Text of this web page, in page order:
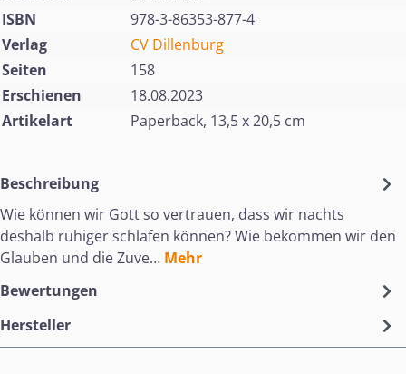
ISBN
978-3-86353-877-4
Verlag
CV Dillenburg
Seiten
158
Erschienen
18.08.2023
Artikelart
Paperback, 13,5 x 20,5 cm
Beschreibung
Wie können wir Gott so vertrauen, dass wir nachts
deshalb ruhiger schlafen können? Wie bekommen wir den
Glauben und die Zuve… Mehr
Bewertungen
Hersteller